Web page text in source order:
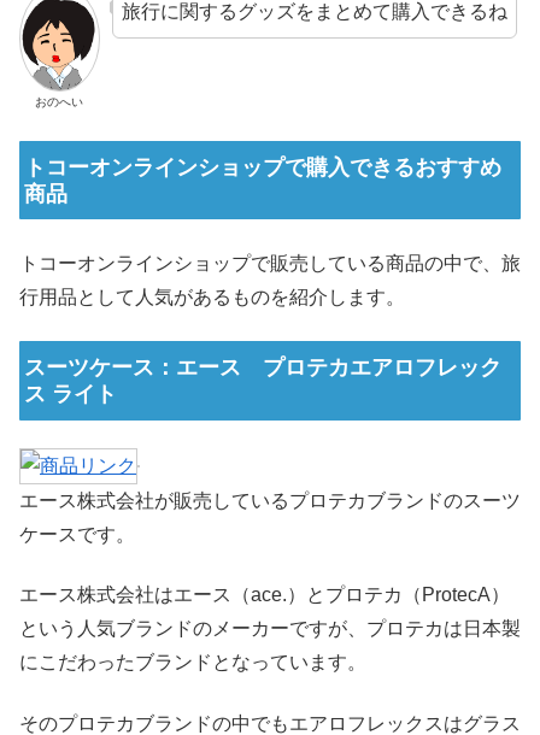
おのへい
旅行に関するグッズをまとめて購入できるね
トコーオンラインショップで購入できるおすすめ
商品
トコーオンラインショップで販売している商品の中で、旅
行用品として人気があるものを紹介します。
スーツケース：エース プロテカエアロフレック
ス ライト
エース株式会社が販売しているプロテカブランドのスーツ
ケースです。
エース株式会社はエース（ace.）とプロテカ（ProtecA）
という人気ブランドのメーカーですが、プロテカは日本製
にこだわったブランドとなっています。
そのプロテカブランドの中でもエアロフレックスはグラス